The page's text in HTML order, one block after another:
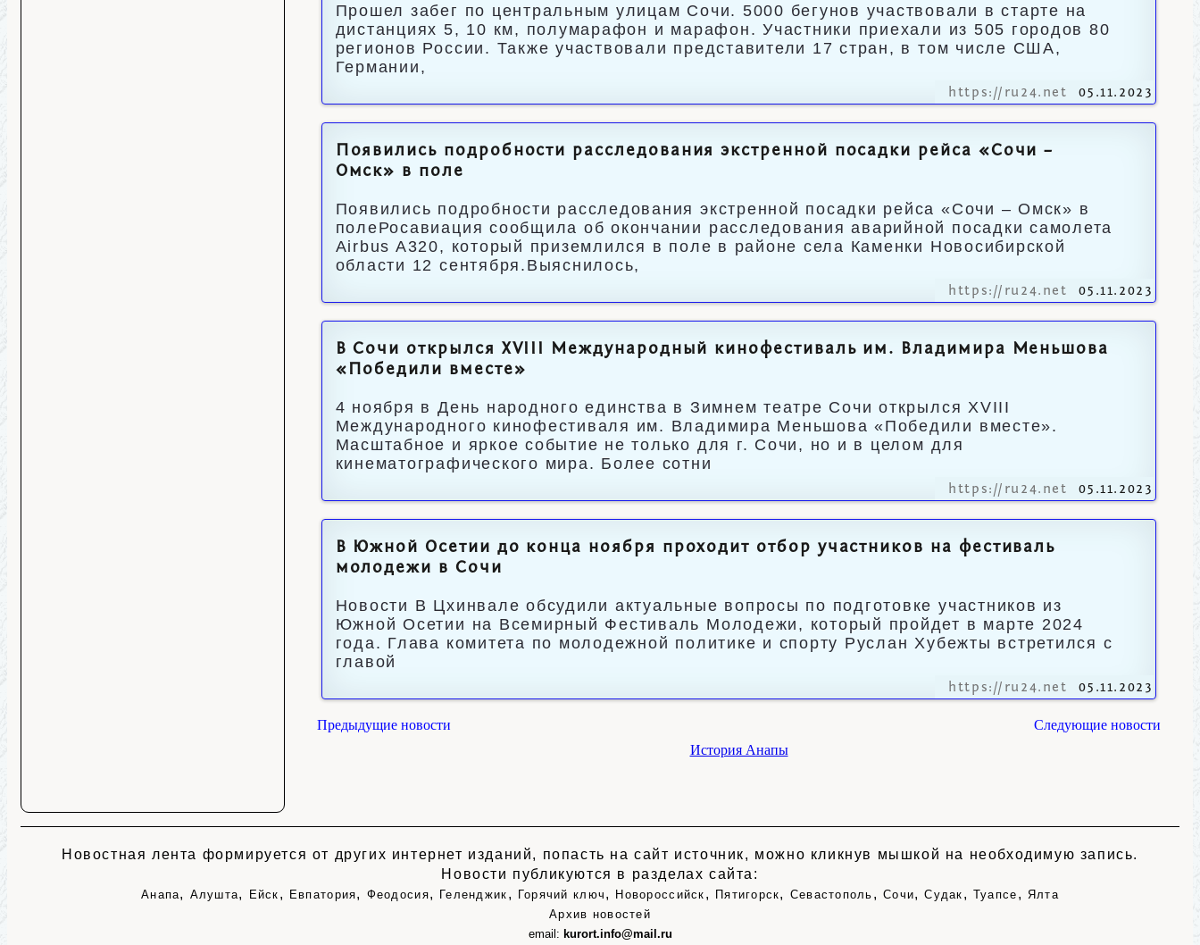
Прошел забег по центральным улицам Сочи. 5000 бегунов участвовали в старте на
дистанциях 5, 10 км, полумарафон и марафон. Участники приехали из 505 городов 80
регионов России. Также участвовали представители 17 стран, в том числе США,
Германии,
https://ru24.net 05.11.2023
Появились подробности расследования экстренной посадки рейса «Сочи –
Омск» в поле
Появились подробности расследования экстренной посадки рейса «Сочи – Омск» в
полеРосавиация сообщила об окончании расследования аварийной посадки самолета
Airbus A320, который приземлился в поле в районе села Каменки Новосибирской
области 12 сентября.Выяснилось,
https://ru24.net 05.11.2023
В Сочи открылся XVIII Международный кинофестиваль им. Владимира Меньшова
«Победили вместе»
4 ноября в День народного единства в Зимнем театре Сочи открылся XVIII
Международного кинофестиваля им. Владимира Меньшова «Победили вместе».
Масштабное и яркое событие не только для г. Сочи, но и в целом для
кинематографического мира. Более сотни
https://ru24.net 05.11.2023
В Южной Осетии до конца ноября проходит отбор участников на фестиваль
молодежи в Сочи
Новости В Цхинвале обсудили актуальные вопросы по подготовке участников из
Южной Осетии на Всемирный Фестиваль Молодежи, который пройдет в марте 2024
года. Глава комитета по молодежной политике и спорту Руслан Хубежты встретился с
главой
https://ru24.net 05.11.2023
Предыдущие новости
Следующие новости
История Анапы
Новостная лента формируется от других интернет изданий, попасть на сайт источник, можно кликнув мышкой на необходимую запись.
Новости публикуются в разделах сайта:
Анапа, Алушта, Ейск , Евпатория, Феодосия, Геленджик , Горячий ключ , Новороссийск , Пятигорск, Севастополь , Сочи,Судак , Туапсе , Ялта
Архив новостей
email: kurort.info@mail.ru